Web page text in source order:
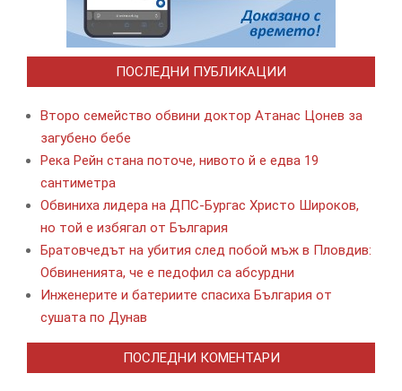
ПОСЛЕДНИ ПУБЛИКАЦИИ
Второ семейство обвини доктор Атанас Цонев за
загубено бебе
Река Рейн стана поточе, нивото й е едва 19
сантиметра
Обвиниха лидера на ДПС-Бургас Христо Широков,
но той е избягал от България
Братовчедът на убития след побой мъж в Пловдив:
Обвиненията, че е педофил са абсурдни
Инженерите и батериите спасиха България от
сушата по Дунав
ПОСЛЕДНИ КОМЕНТАРИ